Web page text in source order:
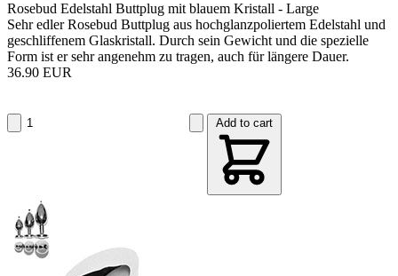
Rosebud Edelstahl Buttplug mit blauem Kristall - Large
Sehr edler Rosebud Buttplug aus hochglanzpoliertem Edelstahl und
geschliffenem Glaskristall. Durch sein Gewicht und die spezielle
Form ist er sehr angenehm zu tragen, auch für längere Dauer.
36.90 EUR
Add to cart